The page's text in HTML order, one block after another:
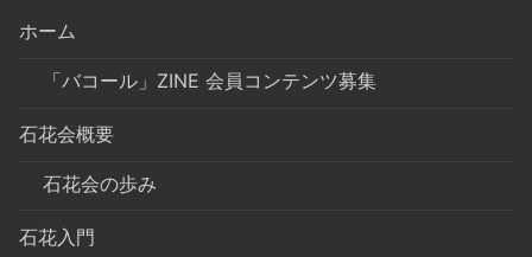
ホーム
「バコール」ZINE 会員コンテンツ募集
石花会概要
石花会の歩み
石花入門